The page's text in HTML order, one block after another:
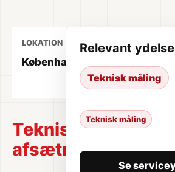
LOKATION
København
YDELSE
Teknisk
afsætning
Relevant ydelse
Teknisk måling
Teknisk måling
Se